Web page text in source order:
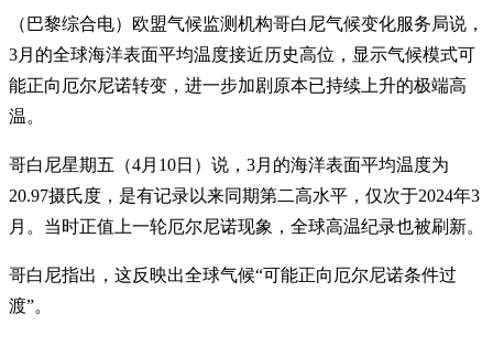
（巴黎综合电）欧盟气候监测机构哥白尼气候变化服务局说，
3月的全球海洋表面平均温度接近历史高位，显示气候模式可
能正向厄尔尼诺转变，进一步加剧原本已持续上升的极端高
温。
哥白尼星期五（4月10日）说，3月的海洋表面平均温度为
20.97摄氏度，是有记录以来同期第二高水平，仅次于2024年3
月。当时正值上一轮厄尔尼诺现象，全球高温纪录也被刷新。
哥白尼指出，这反映出全球气候“可能正向厄尔尼诺条件过
渡”。